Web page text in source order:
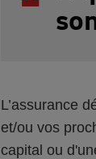
L’assurance
et/ou vos
capital ou